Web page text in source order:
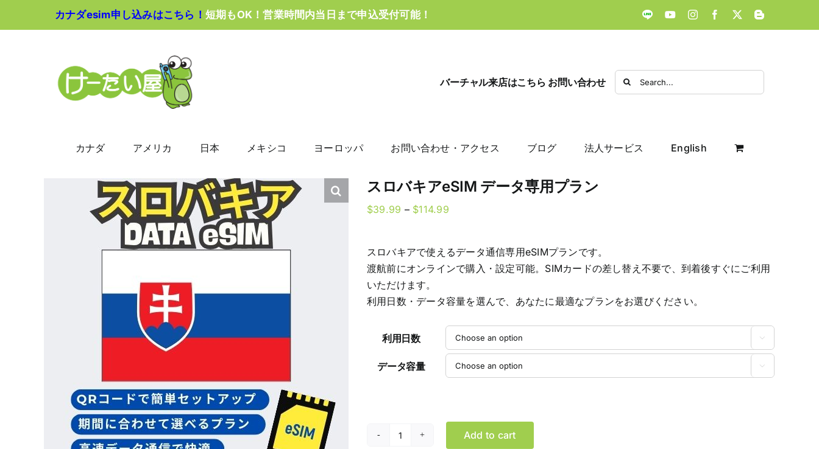
カナダesim申し込みはこちら！ 短期もOK！営業時間内当日まで申込受付可能！ LINE YouTubeInstagramFacebook
X Blogger
バーチャル来店はこちら お問い合わせ
Search
for:
カナダ アメリカ 日本 メキシコ ヨーロッパ お問い合わせ・アクセス ブログ 法人サービス English
スロバキアeSIM データ専用プラン
$39.99 – $114.99Price
through
$114.99
スロバキアで使えるデータ通信専用eSIMプランです。
渡航前にオンラインで購入・設定可能。SIMカードの差し替え不要で、到着後すぐにご利用
いただけます。
利用日数・データ容量を選んで、あなたに最適なプランをお選びください。
利用日数 
データ容量 
ス
Add to cart